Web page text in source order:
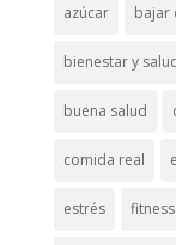
azúcar bajar
bienestar y
buena salud
comida real
estrés fitness